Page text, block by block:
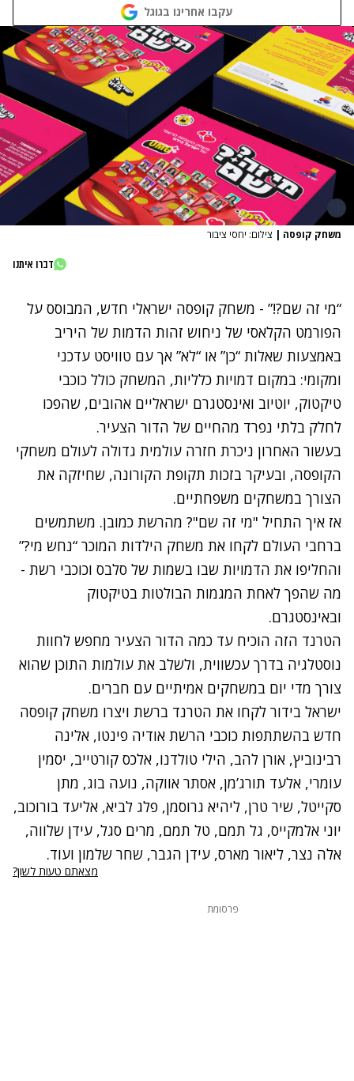
עקבו אחרינו בגוגל
משחק קופסה | צילום: יחסי ציבור
דברו איתנו
“מי זה שם?!” - משחק קופסה ישראלי חדש, המבוסס על
הפורמט הקלאסי של ניחוש זהות הדמות של היריב
באמצעות שאלות “כן” או “לא” אך עם טוויסט עדכני
ומקומי: במקום דמויות כלליות, המשחק כולל כוכבי
טיקטוק, יוטיוב ואינסטגרם ישראליים אהובים, שהפכו
לחלק בלתי נפרד מהחיים של הדור הצעיר.
בעשור האחרון ניכרת חזרה עולמית גדולה לעולם משחקי
הקופסה, ובעיקר בזכות תקופת הקורונה, שחיזקה את
הצורך במשחקים משפחתיים.
אז איך התחיל "מי זה שם"? מהרשת כמובן. משתמשים
ברחבי העולם לקחו את משחק הילדות המוכר “נחש מי?”
והחליפו את הדמויות שבו בשמות של סלבס וכוכבי רשת -
מה שהפך לאחת המגמות הבולטות בטיקטוק
ובאינסטגרם.
הטרנד הזה הוכיח עד כמה הדור הצעיר מחפש לחוות
נוסטלגיה בדרך עכשווית, ולשלב את עולמות התוכן שהוא
צורך מדי יום במשחקים אמיתיים עם חברים.
ישראל בידור לקחו את הטרנד ברשת ויצרו משחק קופסה
חדש בהשתתפות כוכבי הרשת אודיה פינטו, אלינה
רבינוביץ, אורן להב, הילי טולדנו, אלכס קורטייב, יסמין
עומרי, אלעד תורג’מן, אסתר אווקה, נועה בוג, מתן
סקייטל, שיר טרן, ליהיא גרוסמן, פלג לביא, אליעד בורוכוב,
יוני אלמקייס, גל תמם, טל תמם, מרים סגל, עידן שלווה,
אלה נצר, ליאור מארס, עידן הגבר, שחר שלמון ועוד.
מצאתם טעות לשון?
פרסומת